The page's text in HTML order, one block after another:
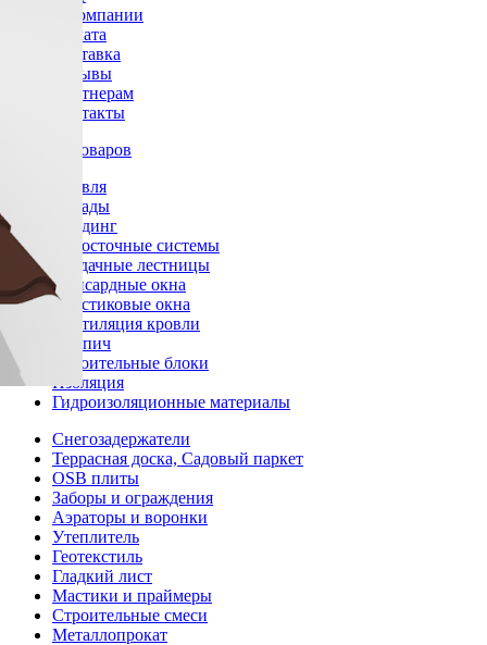
О компании
Оплата
Доставка
Отзывы
Партнерам
Контакты
Каталог товаров
Кровля
Фасады
Сайдинг
Водосточные системы
Чердачные лестницы
Мансардные окна
Пластиковые окна
Вентиляция кровли
Кирпич
Строительные блоки
Изоляция
Гидроизоляционные материалы
Снегозадержатели
Террасная доска, Садовый паркет
OSB плиты
Заборы и ограждения
Аэраторы и воронки
Утеплитель
Геотекстиль
Гладкий лист
Мастики и праймеры
Строительные смеси
Металлопрокат